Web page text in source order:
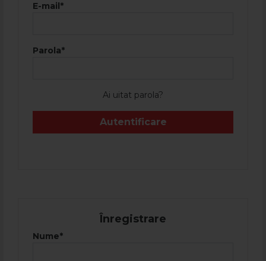
E-mail*
Parola*
Ai uitat parola?
Autentificare
Înregistrare
Nume*